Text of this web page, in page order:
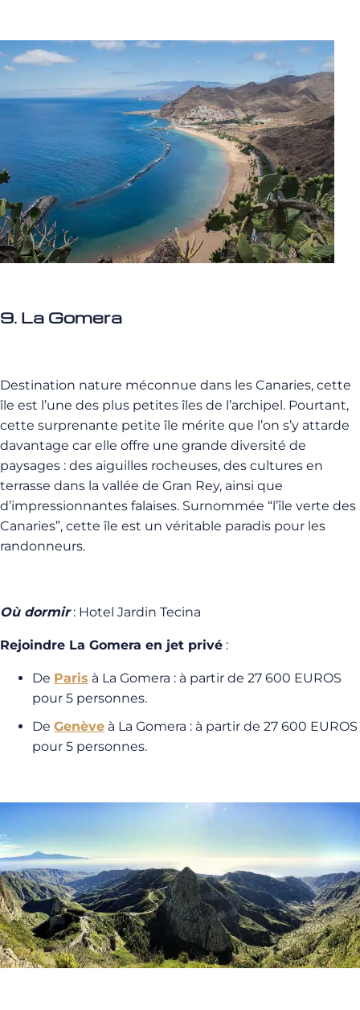
9. La Gomera
Destination nature méconnue dans les Canaries, cette
île est l’une des plus petites îles de l’archipel. Pourtant,
cette surprenante petite île mérite que l’on s’y attarde
davantage car elle offre une grande diversité de
paysages : des aiguilles rocheuses, des cultures en
terrasse dans la vallée de Gran Rey, ainsi que
d’impressionnantes falaises. Surnommée “l’île verte des
Canaries”, cette île est un véritable paradis pour les
randonneurs.
Où dormir: Hotel Jardin Tecina
Rejoindre La Gomera en jet privé :
De Paris à La Gomera : à partir de 27 600 EUROS
pour 5 personnes.
De Genève à La Gomera : à partir de 27 600 EUROS
pour 5 personnes.